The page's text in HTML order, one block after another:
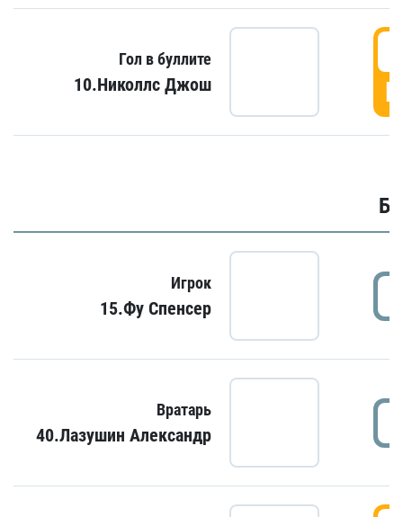
Гол в буллите
10.Николлс Джош
Игрок
15.Фу Спенсер
Вратарь
40.Лазушин Александр